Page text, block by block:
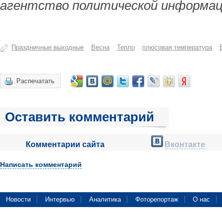
агентство политической
Праздничные выходные Весна Тепло плюсовая температура
Распечатать
Оставить комментарий
Комментарии сайта Вконтакте
Написать комментарий
Новости Интервью Аналитика Фоторепортаж О нас